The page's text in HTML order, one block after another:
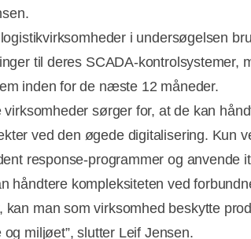
i undersøgelsen
til deres SCADA-kontrolsystemer,
inden for de næste 12 måneder.
sørger for, at de kan
ved den øgede digitalisering. Kun
response-programmer og anvende
håndtere kompleksiteten ved
kan man som virksomhed beskytte
miljøet”, slutter Leif Jensen.